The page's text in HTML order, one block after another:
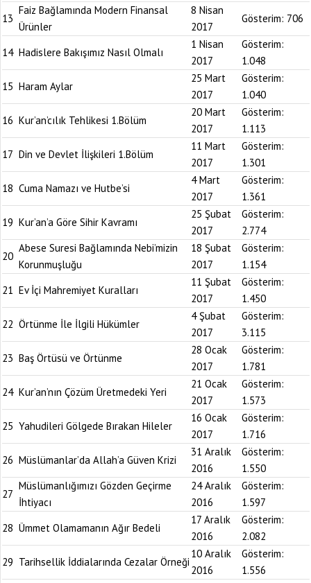
13
Faiz Bağlamında Modern Finansal
Ürünler
8 Nisan
2017
Gösterim: 706
14 Hadislere Bakışımız Nasıl Olmalı
1 Nisan
2017
Gösterim:
1.048
15 Haram Aylar
25 Mart
2017
Gösterim:
1.040
16 Kur’an’cılık Tehlikesi 1.Bölüm
20 Mart
2017
Gösterim:
1.113
17 Din ve Devlet İlişkileri 1.Bölüm
11 Mart
2017
Gösterim:
1.301
18 Cuma Namazı ve Hutbe’si
4 Mart
2017
Gösterim:
1.361
19 Kur’an’a Göre Sihir Kavramı
25 Şubat
2017
Gösterim:
2.774
20
Abese Suresi Bağlamında Nebi’mizin
Korunmuşluğu
18 Şubat
2017
Gösterim:
1.154
21 Ev İçi Mahremiyet Kuralları
11 Şubat
2017
Gösterim:
1.450
22 Örtünme İle İlgili Hükümler
4 Şubat
2017
Gösterim:
3.115
23 Baş Örtüsü ve Örtünme
28 Ocak
2017
Gösterim:
1.781
24 Kur’an’nın Çözüm Üretmedeki Yeri
21 Ocak
2017
Gösterim:
1.573
25 Yahudileri Gölgede Bırakan Hileler
16 Ocak
2017
Gösterim:
1.716
26 Müslümanlar’da Allah’a Güven Krizi
31 Aralık
2016
Gösterim:
1.550
27
Müslümanlığımızı Gözden Geçirme
İhtiyacı
24 Aralık
2016
Gösterim:
1.597
28 Ümmet Olamamanın Ağır Bedeli
17 Aralık
2016
Gösterim:
2.082
29 Tarihsellik İddialarında Cezalar Örneği
10 Aralık
2016
Gösterim:
1.556